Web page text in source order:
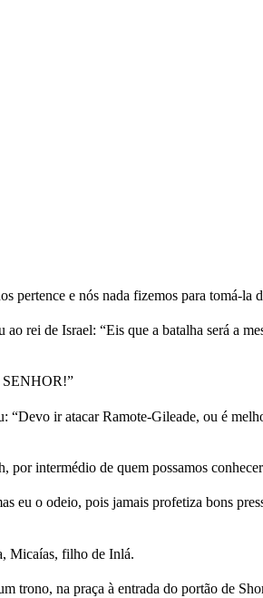
pertence e nós nada fizemos para tomá-la
rei de Israel: “Eis que a batalha será a
SENHOR!”
ir atacar Ramote-Gileade, ou é
intermédio de quem possamos
eu o odeio, pois jamais profetiza bons
Micaías, filho de Inlá.
trono, na praça à entrada do portão de